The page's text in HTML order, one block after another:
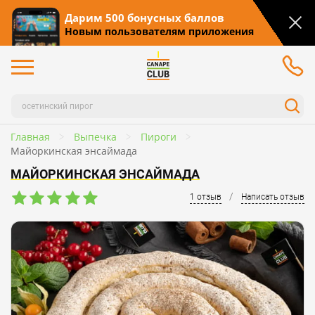
Дарим 500 бонусных баллов
Новым пользователям приложения
Главная Выпечка
Пироги
Майоркинская энсаймада
МАЙОРКИНСКАЯ ЭНСАЙМАДА
1 отзыв / Написать отзыв